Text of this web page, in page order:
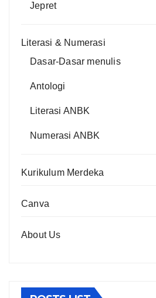
Jepret
Literasi & Numerasi
Dasar-Dasar menulis
Antologi
Literasi ANBK
Numerasi ANBK
Kurikulum Merdeka
Canva
About Us